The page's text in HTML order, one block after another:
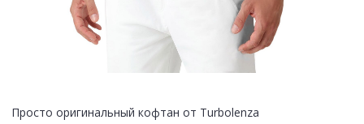
Просто оригинальный кофтан от Turbolenza